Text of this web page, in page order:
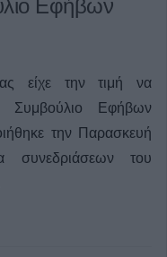
Εφήβων
είχε την τιμή να
Συμβούλιο Εφήβων
την Παρασκευή
συνεδριάσεων του